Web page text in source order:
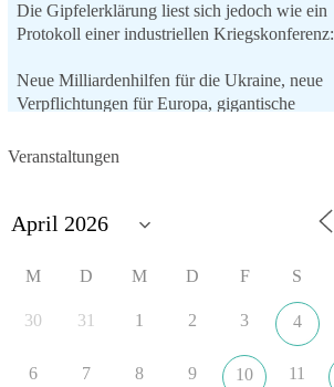
Die Gipfelerklärung liest sich jedoch wie ein
Protokoll einer industriellen Kriegskonferenz:
Neue Milliardenhilfen für die Ukraine, neue
Verpflichtungen für Europa, gigantische
Verteidigungsindustrie, Modernisierung der
Forderung, der Iran dürfe keine Kernwaffe
friedensorientierte Politik?
Veranstaltungen
M D M D F S
30 31 1 2 3 4
6 7 8 9 10 11